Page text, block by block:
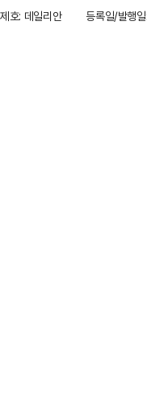
제호: 데일리안
등록일/발행